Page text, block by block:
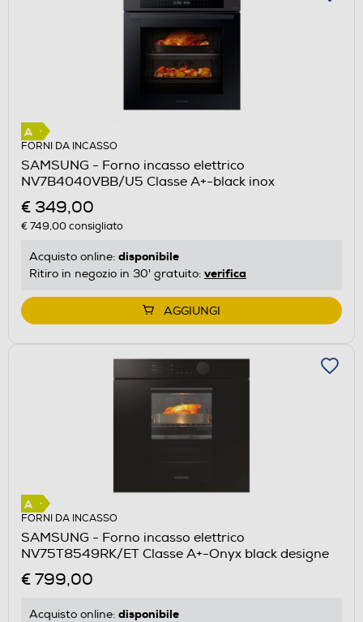
FORNI DA INCASSO
SAMSUNG - Forno incasso elettrico
NV7B4040VBB/U5 Classe A+-black inox
€ 349,00
€ 749,00consigliato
Acquisto online: disponibile
Ritiro in negozio in 30' gratuito: verifica
AGGIUNGI
FORNI DA INCASSO
SAMSUNG - Forno incasso elettrico
NV75T8549RK/ET Classe A+-Onyx black designe
€ 799,00
Acquisto online: disponibile